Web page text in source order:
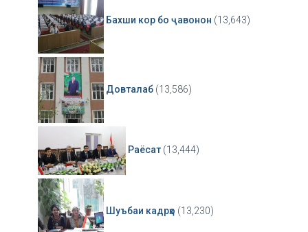
Бахши кор бо ҷавонон (13,643)
Довталаб (13,586)
Раёсат (13,444)
Шуъбаи кадрҳо (13,230)